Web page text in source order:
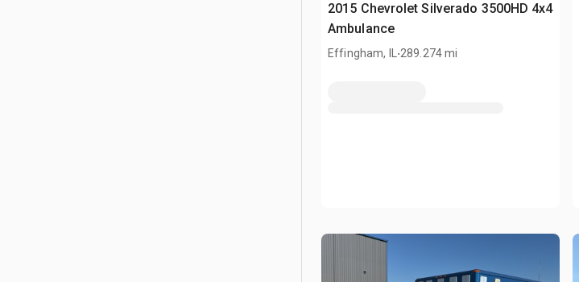
2015 Chevrolet Silverado 3500HD 4x4
Ambulance
Effingham, IL.289.274 mi